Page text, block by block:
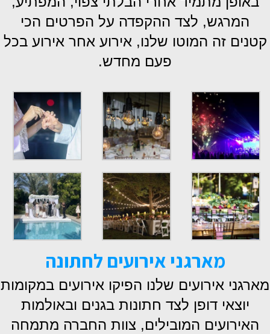
המרגש, לצד ההקפדה על הפרטים הכי
קטנים זה המוטו שלנו, אירוע אחר אירוע בכל
פעם מחדש.
מארגני אירועים לחתונה
מארגני אירועים שלנו הפיקו אירועים במקומות
יוצאי דופן לצד חתונות בגנים ובאולמות
האירועים המובילים, צוות החברה מתמחה